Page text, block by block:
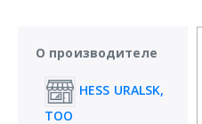
О производителе
HESS URALSK,
ТОО